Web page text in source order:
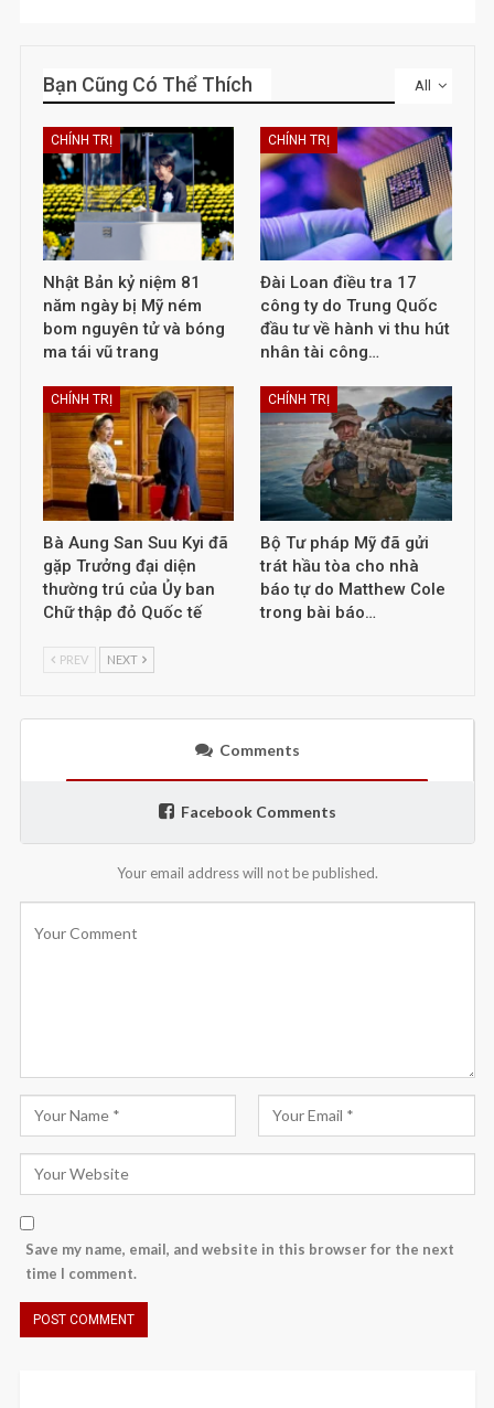
All
Bạn Cũng Có Thể Thích
CHÍNH TRỊ
Nhật Bản kỷ niệm 81
năm ngày bị Mỹ ném
bom nguyên tử và bóng
ma tái vũ trang
CHÍNH TRỊ
Đài Loan điều tra 17
công ty do Trung Quốc
đầu tư về hành vi thu hút
nhân tài công…
CHÍNH TRỊ
Bà Aung San Suu Kyi đã
gặp Trưởng đại diện
thường trú của Ủy ban
Chữ thập đỏ Quốc tế
CHÍNH TRỊ
Bộ Tư pháp Mỹ đã gửi
trát hầu tòa cho nhà
báo tự do Matthew Cole
trong bài báo…
PREV NEXT
Comments
Facebook Comments
Your email address will not be published.
Save my name, email, and website in this browser for the next
time I comment.